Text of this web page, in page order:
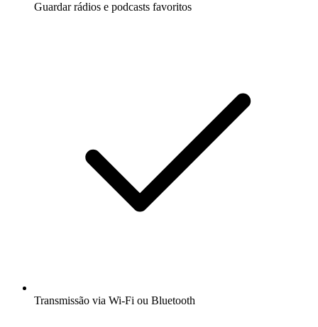
Guardar rádios e podcasts favoritos
Transmissão via Wi-Fi ou Bluetooth